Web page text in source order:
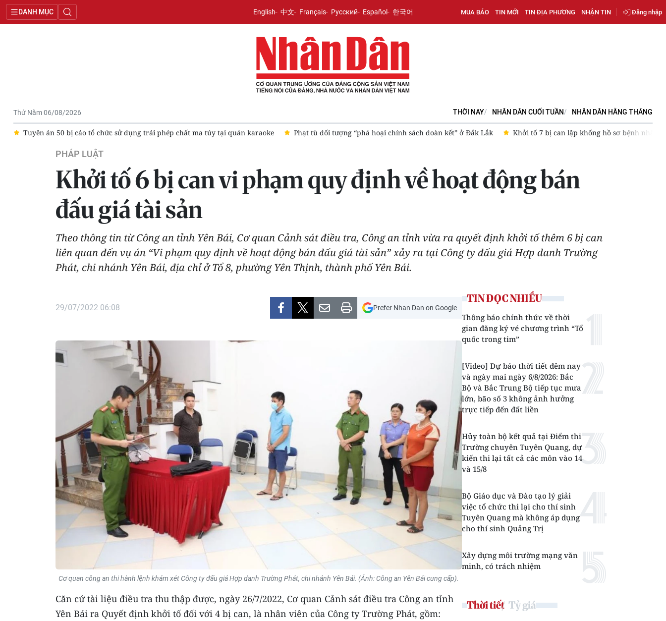
DANH MỤC English 中文 Français Русский Español 한국어 MUA BÁO TIN MỚI TIN ĐỊA PHƯƠNG NHẬN TIN Đăng nhập
Thứ Năm 06/08/2026 THỜI NAY NHÂN DÂN CUỐI TUẦN NHÂN DÂN HẰNG THÁNG
trái phép chất ma túy tại quán karaoke Phạt tù đối tượng “phá hoại chính sách đoàn kết” ở Đắk Lắk Khởi tố 7 bị can lập khống hồ sơ bệnh nhân chiếm đoạt thuốc bảo hiểm y tế
PHÁP LUẬT
Khởi tố 6 bị can vi phạm quy định về hoạt động bán
đấu giá tài sản
Theo thông tin từ Công an tỉnh Yên Bái, Cơ quan Cảnh sát điều tra, Công an tỉnh vừa ra quyết định khởi tố thêm 6 bị can
liên quan đến vụ án “Vi phạm quy định về hoạt động bán đấu giá tài sản” xảy ra tại Công ty đấu giá Hợp danh Trường
Phát, chi nhánh Yên Bái, địa chỉ ở Tổ 8, phường Yên Thịnh, thành phố Yên Bái.
29/07/2022 06:08 Prefer Nhan Dan on Google
Cơ quan công an thi hành lệnh khám xét Công ty đấu giá Hợp danh Trường Phát, chi nhánh Yên Bái. (Ảnh: Công an Yên Bái cung cấp).
Căn cứ tài liệu điều tra thu thập được, ngày 26/7/2022, Cơ quan Cảnh sát điều tra Công an tỉnh
Yên Bái ra Quyết định khởi tố đối với 4 bị can, là nhân viên của Công ty Trường Phát, gồm:
TIN ĐỌC NHIỀU
Thông báo chính thức về thời
gian đăng ký vé chương trình “Tổ
quốc trong tim”
[Video] Dự báo thời tiết đêm nay
và ngày mai ngày 6/8/2026: Bắc
Bộ và Bắc Trung Bộ tiếp tục mưa
lớn, bão số 3 không ảnh hưởng
trực tiếp đến đất liền
Hủy toàn bộ kết quả tại Điểm thi
Trường chuyên Tuyên Quang, dự
kiến thi lại tất cả các môn vào 14
và 15/8
Bộ Giáo dục và Đào tạo lý giải
việc tổ chức thi lại cho thí sinh
Tuyên Quang mà không áp dụng
cho thí sinh Quảng Trị
Xây dựng môi trường mạng văn
minh, có trách nhiệm
Thời tiết Tỷ giá